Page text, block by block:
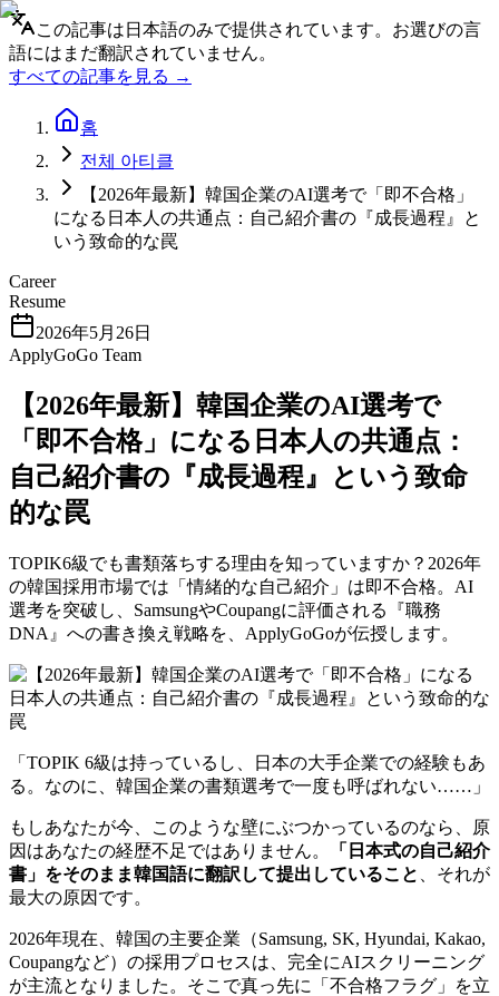
この記事は日本語のみで提供されています。お選びの言
語にはまだ翻訳されていません。
すべての記事を見る →
홈
전체 아티클
【2026年最新】韓国企業のAI選考で「即不合格」
になる日本人の共通点：自己紹介書の『成長過程』と
いう致命的な罠
Career
Resume
2026年5月26日
ApplyGoGo Team
【2026年最新】韓国企業のAI選考で
「即不合格」になる日本人の共通点：
自己紹介書の『成長過程』という致命
的な罠
TOPIK6級でも書類落ちする理由を知っていますか？2026年
の韓国採用市場では「情緒的な自己紹介」は即不合格。AI
選考を突破し、SamsungやCoupangに評価される『職務
DNA』への書き換え戦略を、ApplyGoGoが伝授します。
「TOPIK 6級は持っているし、日本の大手企業での経験もあ
る。なのに、韓国企業の書類選考で一度も呼ばれない……」
もしあなたが今、このような壁にぶつかっているのなら、原
因はあなたの経歴不足ではありません。
「日本式の自己紹介
書」をそのまま韓国語に翻訳して提出していること
、それが
最大の原因です。
2026年現在、韓国の主要企業（Samsung, SK, Hyundai, Kakao,
Coupangなど）の採用プロセスは、完全にAIスクリーニング
が主流となりました。そこで真っ先に「不合格フラグ」を立